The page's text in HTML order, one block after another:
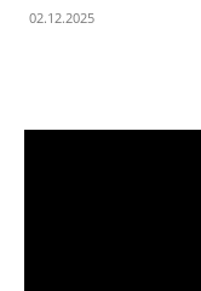
02.12.2025